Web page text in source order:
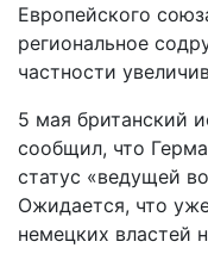
Европейского
региональное
частности
5 мая британский
сообщил, что
статус «ведущей
Ожидается, что
немецких властей